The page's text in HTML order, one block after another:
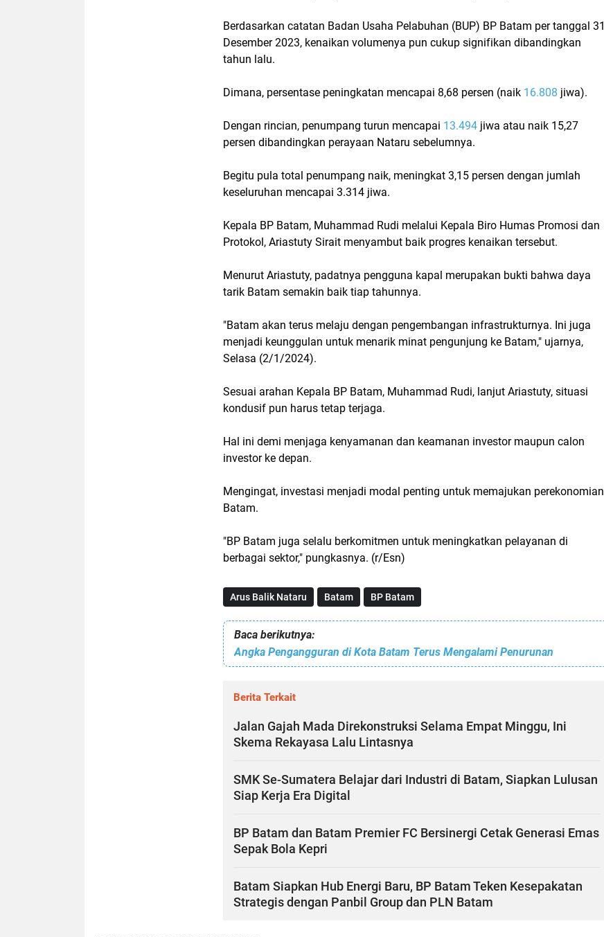
Berdasarkan catatan Badan Usaha Pelabuhan (BUP) BP Batam per tanggal 31
Desember 2023, kenaikan volumenya pun cukup signifikan dibandingkan
tahun lalu.
Dimana, persentase peningkatan mencapai 8,68 persen (naik 16.808 jiwa).
Dengan rincian, penumpang turun mencapai 13.494 jiwa atau naik 15,27
persen dibandingkan perayaan Nataru sebelumnya.
Begitu pula total penumpang naik, meningkat 3,15 persen dengan jumlah
keseluruhan mencapai 3.314 jiwa.
Kepala BP Batam, Muhammad Rudi melalui Kepala Biro Humas Promosi dan
Protokol, Ariastuty Sirait menyambut baik progres kenaikan tersebut.
Menurut Ariastuty, padatnya pengguna kapal merupakan bukti bahwa daya
tarik Batam semakin baik tiap tahunnya.
"Batam akan terus melaju dengan pengembangan infrastrukturnya. Ini juga
menjadi keunggulan untuk menarik minat pengunjung ke Batam," ujarnya,
Selasa (2/1/2024).
Sesuai arahan Kepala BP Batam, Muhammad Rudi, lanjut Ariastuty, situasi
kondusif pun harus tetap terjaga.
Hal ini demi menjaga kenyamanan dan keamanan investor maupun calon
investor ke depan.
Mengingat, investasi menjadi modal penting untuk memajukan perekonomian
Batam.
"BP Batam juga selalu berkomitmen untuk meningkatkan pelayanan di
berbagai sektor," pungkasnya. (r/Esn)
Arus Balik Nataru Batam BP Batam
Baca berikutnya:
Angka Pengangguran di Kota Batam Terus Mengalami Penurunan
Berita Terkait
Jalan Gajah Mada Direkonstruksi Selama Empat Minggu, Ini
Skema Rekayasa Lalu Lintasnya
SMK Se-Sumatera Belajar dari Industri di Batam, Siapkan Lulusan
Siap Kerja Era Digital
BP Batam dan Batam Premier FC Bersinergi Cetak Generasi Emas
Sepak Bola Kepri
Batam Siapkan Hub Energi Baru, BP Batam Teken Kesepakatan
Strategis dengan Panbil Group dan PLN Batam